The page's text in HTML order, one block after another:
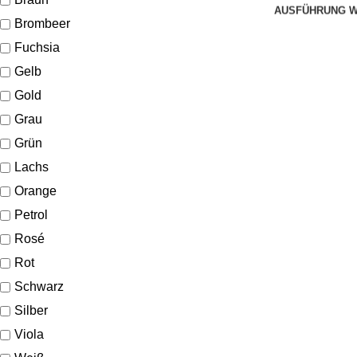
Brombeer
Fuchsia
Gelb
Gold
Grau
Grün
Lachs
Orange
Petrol
Rosé
Rot
Schwarz
Silber
Viola
AUSFÜHRUNG